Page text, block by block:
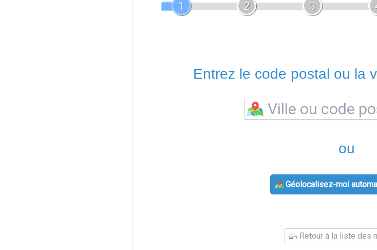
1
2 3
Entrez le code postal ou la
ou
Géolocalisez-moi
Retour à la liste des